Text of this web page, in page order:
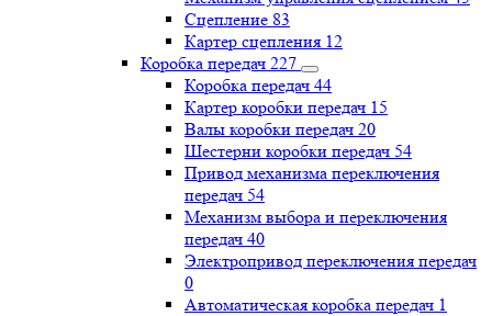
Сцепление 83
Картер сцепления 12
Коробка передач 227
Коробка передач 44
Картер коробки передач 15
Валы коробки передач 20
Шестерни коробки передач 54
Привод механизма переключения
передач 54
Механизм выбора и переключения
передач 40
Электропривод переключения передач
0
Автоматическая коробка передач 1